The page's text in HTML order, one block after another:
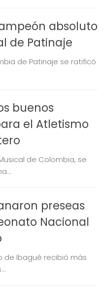
absoluto
de Patinaje
de Patinaje se ratificó
buenos
el Atletismo
de Colombia, se
preseas
Nacional
de Ibagué recibió más